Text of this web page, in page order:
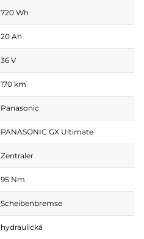
720 Wh
20 Ah
36 V
170 km
Panasonic
PANASONIC GX Ultimate
Zentraler
95 Nm
Scheibenbremse
hydraulická